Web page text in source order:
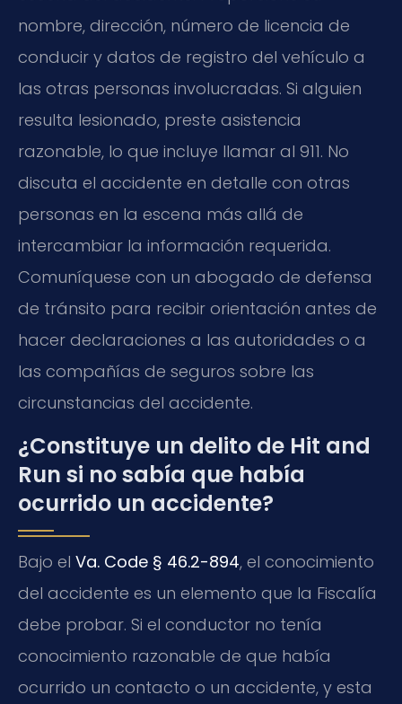
nombre, dirección, número de licencia de
conducir y datos de registro del vehículo a
las otras personas involucradas. Si alguien
resulta lesionado, preste asistencia
razonable, lo que incluye llamar al 911. No
discuta el accidente en detalle con otras
personas en la escena más allá de
intercambiar la información requerida.
Comuníquese con un abogado de defensa
de tránsito para recibir orientación antes de
hacer declaraciones a las autoridades o a
las compañías de seguros sobre las
circunstancias del accidente.
¿Constituye un delito de Hit and
Run si no sabía que había
ocurrido un accidente?
Bajo el Va. Code § 46.2-894, el conocimiento
del accidente es un elemento que la Fiscalía
debe probar. Si el conductor no tenía
conocimiento razonable de que había
ocurrido un contacto o un accidente, y esta